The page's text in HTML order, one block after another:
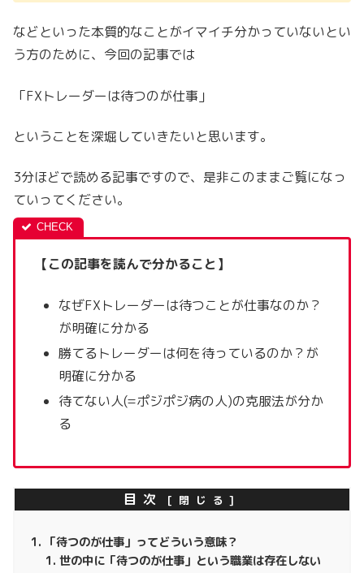
などといった本質的なことがイマイチ分かっていないとい
う方のために、今回の記事では
「FXトレーダーは待つのが仕事」
ということを深堀していきたいと思います。
3分ほどで読める記事ですので、是非このままご覧になっ
ていってください。
【この記事を読んで分かること】
なぜFXトレーダーは待つことが仕事なのか？
が明確に分かる
勝てるトレーダーは何を待っているのか？が
明確に分かる
待てない人(=ポジポジ病の人)の克服法が分か
る
目次
「待つのが仕事」ってどういう意味？
世の中に「待つのが仕事」という職業は存在しない